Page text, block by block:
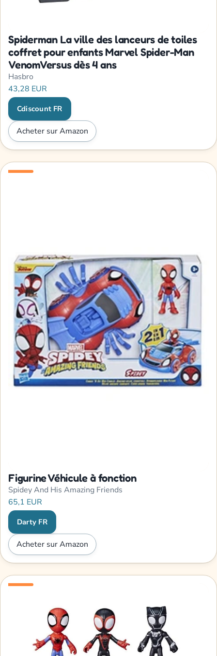
Spiderman La ville des lanceurs de toiles
coffret pour enfants Marvel Spider-Man
VenomVersus dès 4 ans
Hasbro
43,28 EUR
Cdiscount FR
Acheter sur Amazon
Figurine Véhicule à fonction
Spidey And His Amazing Friends
65,1 EUR
Darty FR
Acheter sur Amazon